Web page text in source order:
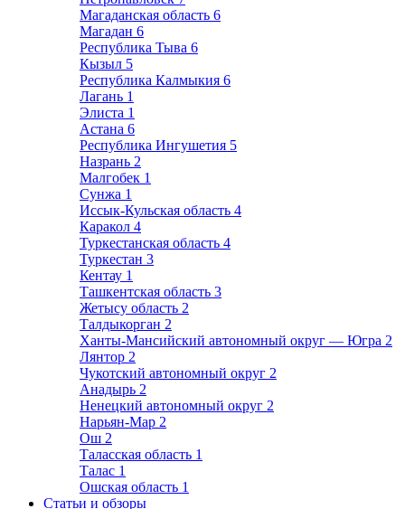
Магаданская область 6
Магадан 6
Республика Тыва 6
Кызыл 5
Республика Калмыкия 6
Лагань 1
Элиста 1
Астана 6
Республика Ингушетия 5
Назрань 2
Малгобек 1
Сунжа 1
Иссык-Кульская область 4
Каракол 4
Туркестанская область 4
Туркестан 3
Кентау 1
Ташкентская область 3
Жетысу область 2
Талдыкорган 2
Ханты-Мансийский автономный округ — Югра 2
Лянтор 2
Чукотский автономный округ 2
Анадырь 2
Ненецкий автономный округ 2
Нарьян-Мар 2
Ош 2
Таласская область 1
Талас 1
Ошская область 1
Статьи и обзоры